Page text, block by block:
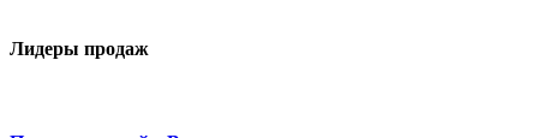
Лидеры продаж